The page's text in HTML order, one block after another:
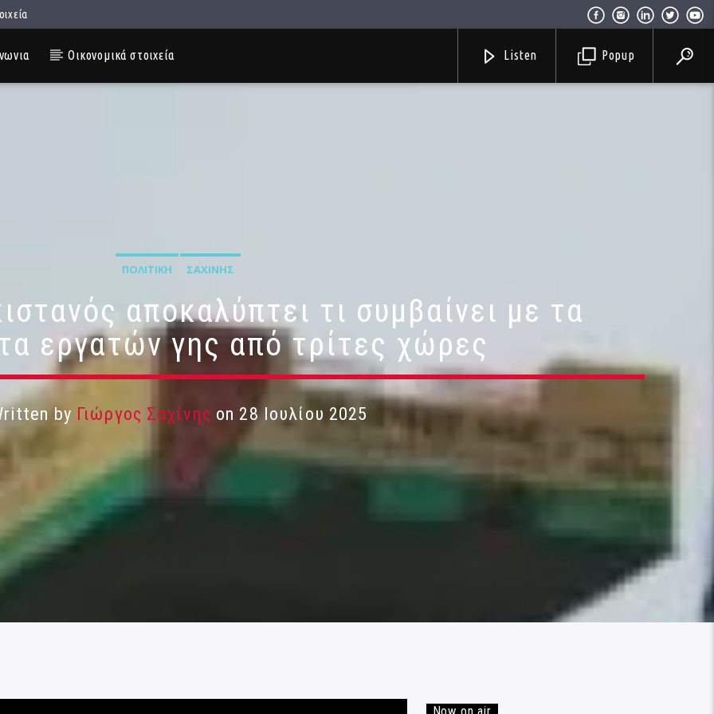
Οικονομικά στοιχεία Popup
Listen
ΠΟΛΙΤΙΚΉ ΣΑΧΊΝΗΣ
αποκαλύπτει τι συμβαίνει με τα
εργατών γης από τρίτες χώρες
by Γιώργος Σαχίνης on 28 Ιουλίου 2025